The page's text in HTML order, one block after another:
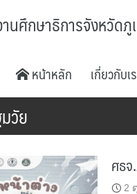
นศึกษาธิการจังหวัดภู
หน้าหลัก เกี่ยวกับเ
วัย
ศธ
2